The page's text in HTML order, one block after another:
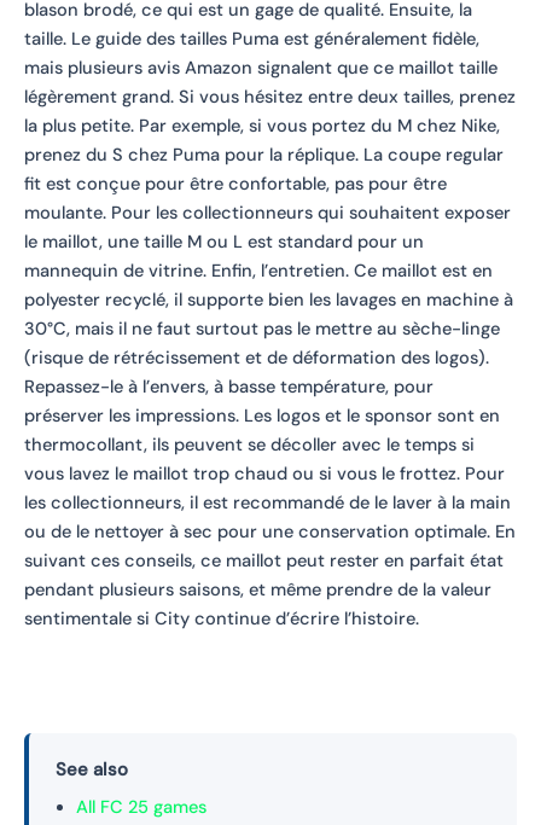
blason brodé, ce qui est un gage de qualité. Ensuite, la
taille. Le guide des tailles Puma est généralement fidèle,
mais plusieurs avis Amazon signalent que ce maillot taille
légèrement grand. Si vous hésitez entre deux tailles, prenez
la plus petite. Par exemple, si vous portez du M chez Nike,
prenez du S chez Puma pour la réplique. La coupe regular
fit est conçue pour être confortable, pas pour être
moulante. Pour les collectionneurs qui souhaitent exposer
le maillot, une taille M ou L est standard pour un
mannequin de vitrine. Enfin, l’entretien. Ce maillot est en
polyester recyclé, il supporte bien les lavages en machine à
30°C, mais il ne faut surtout pas le mettre au sèche-linge
(risque de rétrécissement et de déformation des logos).
Repassez-le à l’envers, à basse température, pour
préserver les impressions. Les logos et le sponsor sont en
thermocollant, ils peuvent se décoller avec le temps si
vous lavez le maillot trop chaud ou si vous le frottez. Pour
les collectionneurs, il est recommandé de le laver à la main
ou de le nettoyer à sec pour une conservation optimale. En
suivant ces conseils, ce maillot peut rester en parfait état
pendant plusieurs saisons, et même prendre de la valeur
sentimentale si City continue d’écrire l’histoire.
See also
All FC 25 games